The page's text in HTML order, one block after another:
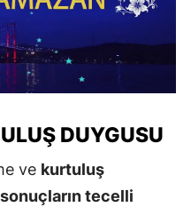
DUYGUSU
ve kurtuluş
tecelli